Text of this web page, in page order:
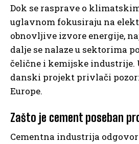
Dok se rasprave o
uglavnom fokusiraju na
obnovljive izvore energije,
dalje se nalaze u sektorima
čelične i kemijske industrije.
danski projekt privlači
Europe.
Zašto je cement poseban
Cementna industrija